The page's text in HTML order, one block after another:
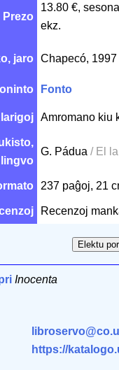
Prezo
13.80 €,
ekz.
jaro Chapecó, 1997
Fonto
Amromano kiu
lingvo
G. Pádua / El
237 paĝoj, 21
Recenzoj
Inocenta
https://